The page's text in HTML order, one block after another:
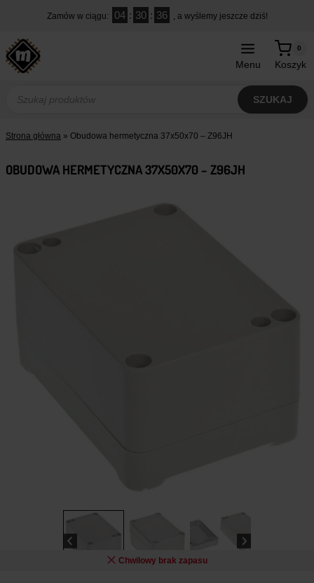
treści
Zamów w ciągu: 04 : 30 : 36 , a wyślemy jeszcze dziś!
Menu Koszyk
0
produktów
SZUKAJ
Strona główna » Obudowa hermetyczna 37x50x70 – Z96JH
OBUDOWA HERMETYCZNA 37X50X70 – Z96JH
Chwilowy brak zapasu